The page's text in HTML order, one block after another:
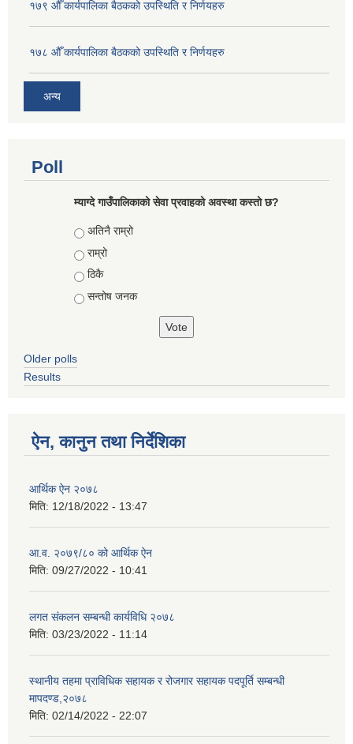
१७९ औँ कार्यपालिका बैठकको उपस्थिति र निर्णयहरु
१७८ औँ कार्यपालिका बैठकको उपस्थिति र निर्णयहरु
अन्य
Poll
म्याग्दे गाउँपालिकाको सेवा प्रवाहको अवस्था कस्तो छ?
Choices
अतिनै राम्रो
राम्रो
ठिकै
सन्तोष जनक
Older polls
Results
ऐन, कानुन तथा निर्देशिका
आर्थिक ऐन २०७८
मिति: 12/18/2022 - 13:47
आ.व. २०७९/८० को आर्थिक ऐन
मिति: 09/27/2022 - 10:41
लगत संकलन सम्बन्धी कार्यविधि २०७८
मिति: 03/23/2022 - 11:14
स्थानीय तहमा प्राविधिक सहायक र रोजगार सहायक पदपूर्ति सम्बन्धी
मापदण्ड,२०७८
मिति: 02/14/2022 - 22:07